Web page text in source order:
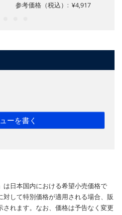
参考価格（税込）: ¥4,917
ーを書く
は日本国内における希望小売価格で
して特別価格が適用される場合、販
れます。なお、価格は予告なく変更